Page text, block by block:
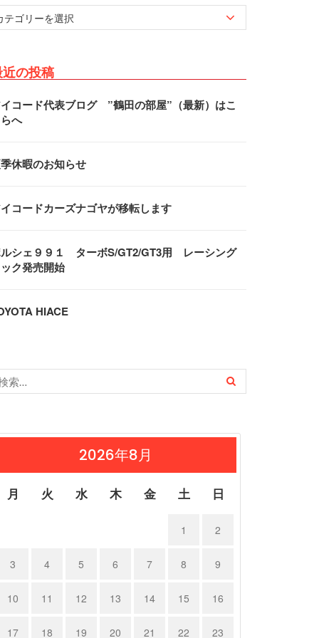
の投稿
コード代表ブログ ”鶴田の部屋”（最新）はこ
へ
休暇のお知らせ
コードカーズナゴヤが移転します
シェ９９１ ターボS/GT2/GT3用 レーシング
ク発売開始
HIACE
2026年8月
月 火 水 木 金 土 日
1 2
3 4 5 6 7 8 9
10 11 12 13 14 15 16
17 18 19 20 21 22 23